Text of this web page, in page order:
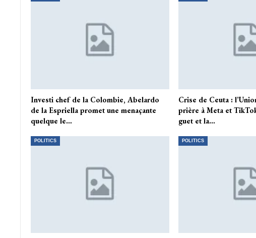
Investi chef de la Colombie, Abelardo
de la Espriella promet une menaçante
quelque le…
Crise de Ceuta :
prière à Meta et
guet et la…
POLITICS POLITICS